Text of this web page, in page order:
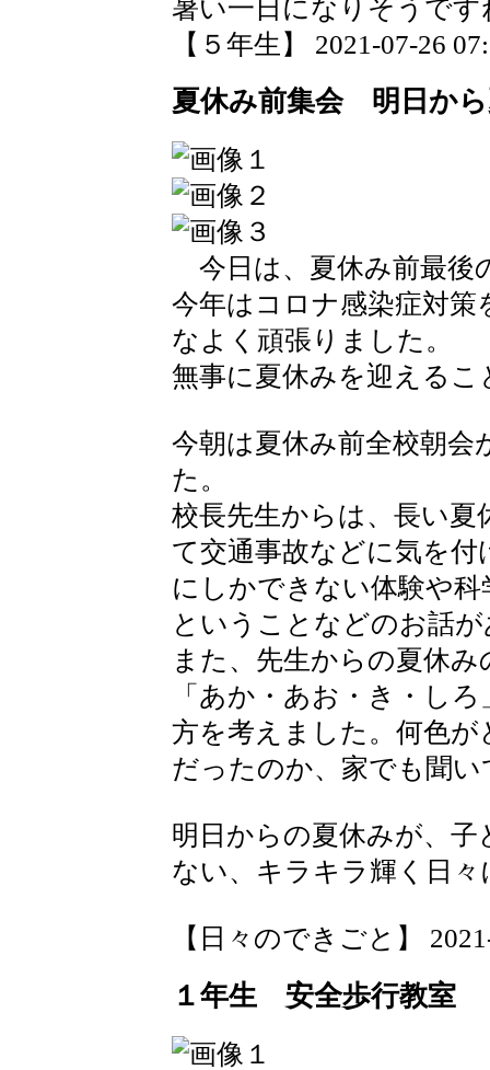
暑い一日になりそうです
【５年生】 2021-07-26
夏休み前集会 明日か
今日は、夏休み前最後
今年はコロナ感染症対
なよく頑張りました。
無事に夏休みを迎える
今朝は夏休み前全校朝
た。
校長先生からは、長い夏
て交通事故などに気を
にしかできない体験や
ということなどのお話
また、先生からの夏休
「あか・あお・き・し
方を考えました。何色
だったのか、家でも聞
明日からの夏休みが、
ない、キラキラ輝く日
【日々のできごと】
１年生 安全歩行教室